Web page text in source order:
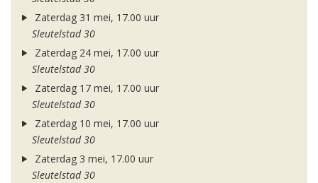
Zaterdag 31 mei, 17.00 uur
Sleutelstad 30
Zaterdag 24 mei, 17.00 uur
Sleutelstad 30
Zaterdag 17 mei, 17.00 uur
Sleutelstad 30
Zaterdag 10 mei, 17.00 uur
Sleutelstad 30
Zaterdag 3 mei, 17.00 uur
Sleutelstad 30